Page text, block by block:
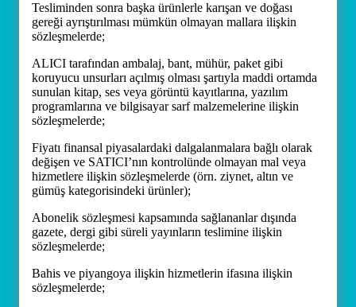
Tesliminden sonra başka ürünlerle karışan ve doğası
gereği ayrıştırılması mümkün olmayan mallara ilişkin
sözleşmelerde;
ALICI tarafından ambalaj, bant, mühür, paket gibi
koruyucu unsurları açılmış olması şartıyla maddi ortamda
sunulan kitap, ses veya görüntü kayıtlarına, yazılım
programlarına ve bilgisayar sarf malzemelerine ilişkin
sözleşmelerde;
Fiyatı finansal piyasalardaki dalgalanmalara bağlı olarak
değişen ve SATICI’nın kontrolünde olmayan mal veya
hizmetlere ilişkin sözleşmelerde (örn. ziynet, altın ve
gümüş kategorisindeki ürünler);
Abonelik sözleşmesi kapsamında sağlananlar dışında
gazete, dergi gibi süreli yayınların teslimine ilişkin
sözleşmelerde;
Bahis ve piyangoya ilişkin hizmetlerin ifasına ilişkin
sözleşmelerde;